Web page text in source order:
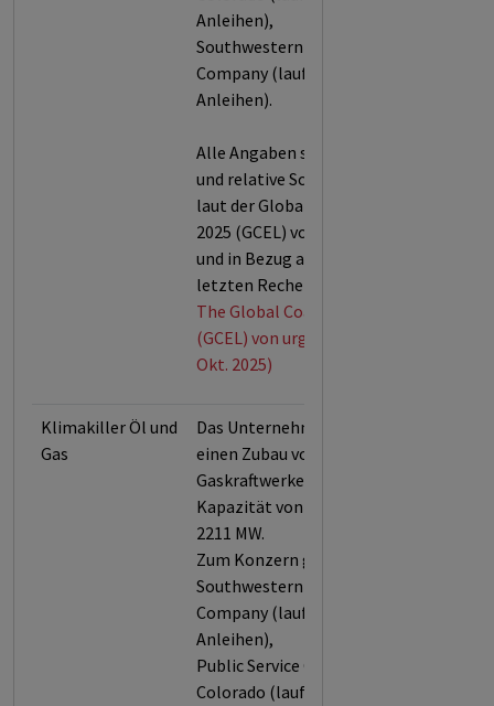
Anleihen),
Southwestern Public Service
Company (laufende
Anleihen).
Alle Angaben sowie absolute
und relative Schwellenwerte
laut der Global Coal Exit List
2025 (GCEL) von urgewald
und in Bezug auf den jeweils
letzten Recherchezeitraum.
The Global Coal Exit List
(GCEL) von urgewald (Stand:
Okt. 2025)
Klimakiller Öl und
Gas
Das Unternehmen plant
einen Zubau von
Gaskraftwerken mit einer
Kapazität von insgesamt
2211 MW.
Zum Konzern gehören:
Southwestern Public Service
Company (laufende
Anleihen),
Public Service Company of
Colorado (laufende